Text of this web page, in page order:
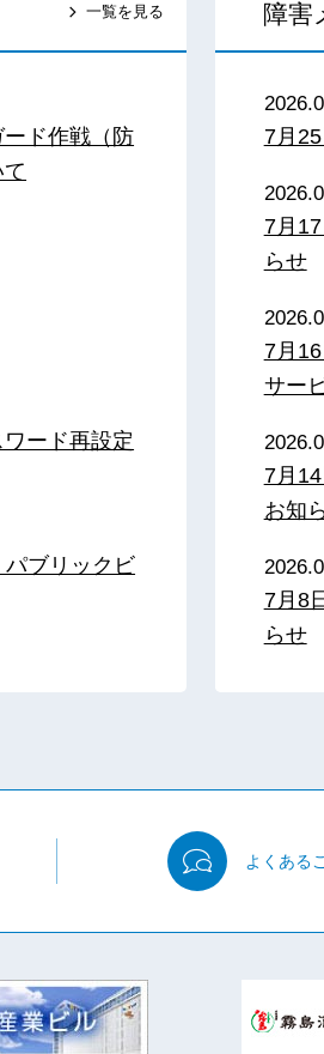
一覧を見る
ド作戦（防
ード再設定
ブリックビ
障害
7月
7月
らせ
7月
サー
7月
お知
7月8
らせ
よくある